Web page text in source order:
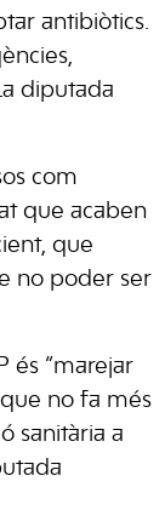
antibiòtics.
diputada
com
que acaben
que
no poder ser
és “marejar
no fa més
sanitària a